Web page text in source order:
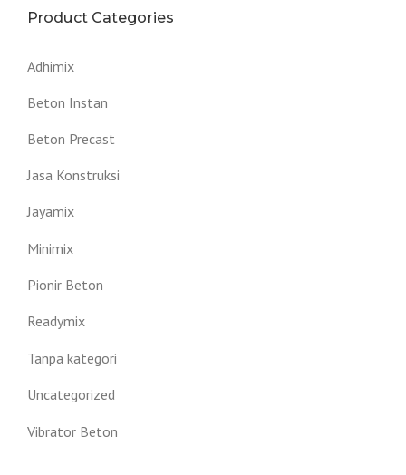
Product Categories
Adhimix
Beton Instan
Beton Precast
Jasa Konstruksi
Jayamix
Minimix
Pionir Beton
Readymix
Tanpa kategori
Uncategorized
Vibrator Beton